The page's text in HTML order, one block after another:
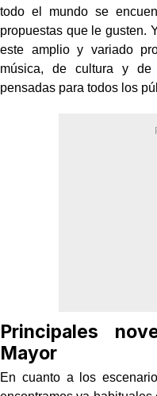
todo el mundo se
propuestas que le gusten.
este amplio y variado
música, de cultura y de
pensadas para todos los
Principales
Mayor
En cuanto a los